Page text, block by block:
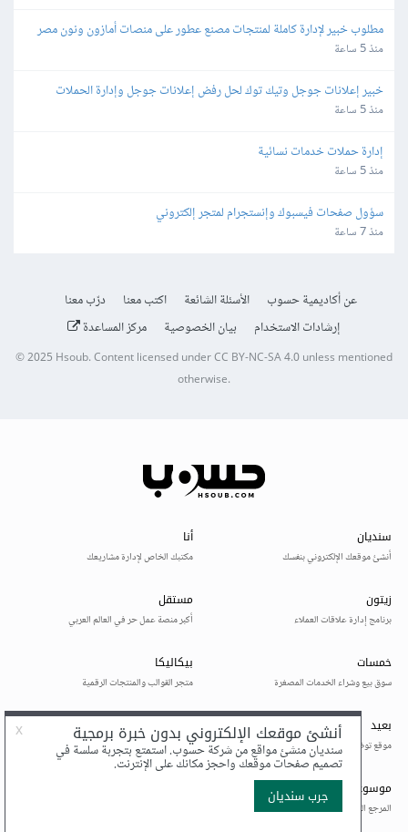
مطلوب خبير لإدارة كاملة لمنتجات مصنع عطور على منصات أمازون ونون مصر
والسعودية والإمارات
منذ 5 ساعة
خبير إعلانات جوجل وتيك توك لحل رفض إعلانات جوجل وإدارة الحملات
منذ 5 ساعة
إدارة حملات خدمات نسائية
منذ 5 ساعة
سؤول صفحات فيسبوك وإنستجرام لمتجر إلكتروني
منذ 7 ساعة
عن أكاديمية حسوب الأسئلة الشائعة اكتب معنا
درّب معنا
إرشادات الاستخدام
بيان الخصوصية مركز المساعدة
© 2025 Hsoub.Content licensed underCC BY-NC-SA 4.0unless mentioned
otherwise.